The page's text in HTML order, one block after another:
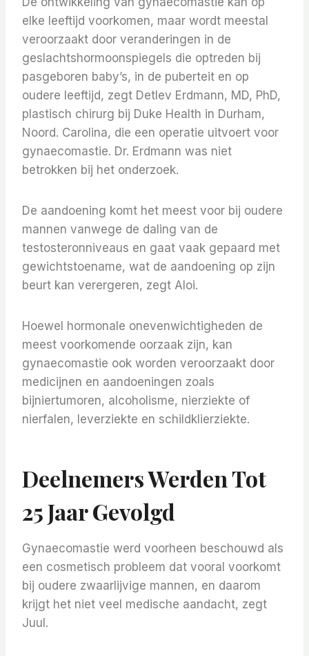
elke leeftijd voorkomen, maar wordt meestal
veroorzaakt door veranderingen in de
geslachtshormoonspiegels die optreden bij
pasgeboren baby’s, in de puberteit en op
oudere leeftijd, zegt Detlev Erdmann, MD, PhD,
plastisch chirurg bij Duke Health in Durham,
Noord. Carolina, die een operatie uitvoert voor
gynaecomastie. Dr. Erdmann was niet
betrokken bij het onderzoek.
De aandoening komt het meest voor bij oudere
mannen vanwege de daling van de
testosteronniveaus en gaat vaak gepaard met
gewichtstoename, wat de aandoening op zijn
beurt kan verergeren, zegt Aloi.
Hoewel hormonale onevenwichtigheden de
meest voorkomende oorzaak zijn, kan
gynaecomastie ook worden veroorzaakt door
medicijnen en aandoeningen zoals
bijniertumoren, alcoholisme, nierziekte of
nierfalen, leverziekte en schildklierziekte.
Deelnemers Werden Tot
25 Jaar Gevolgd
Gynaecomastie werd voorheen beschouwd als
een cosmetisch probleem dat vooral voorkomt
bij oudere zwaarlijvige mannen, en daarom
krijgt het niet veel medische aandacht, zegt
Juul.